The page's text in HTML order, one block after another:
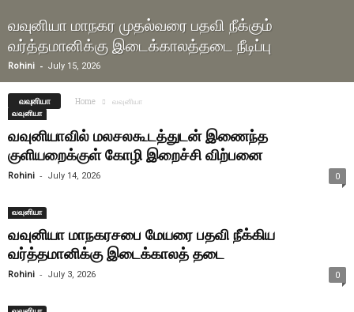
வவுனியா மாநகர முதல்வரை பதவி நீக்கும்
வர்த்தமானிக்கு இடைக்காலத்தடை நீடிப்பு
Rohini - July 15, 2026
வவுனியா Home வவுனியா
வவுனியா
வவுனியாவில் மலசலகூடத்துடன் இணைந்த
குளியறைக்குள் கோழி இறைச்சி விற்பனை
Rohini - July 14, 2026 0
வவுனியா
வவுனியா மாநகரசபை மேயரை பதவி நீக்கிய
வர்த்தமானிக்கு இடைக்காலத் தடை
Rohini - July 3, 2026 0